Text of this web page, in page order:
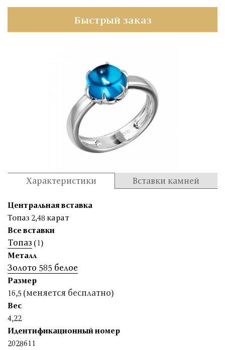
Быстрый заказ
Характеристики Вставки камней
Центральная вставка
Топаз 2,48 карат
Все вставки
Топаз (1)
Металл
Золото 585 белое
Размер
16,5 (меняется бесплатно)
Вес
4,22
Идентификационный номер
2028611